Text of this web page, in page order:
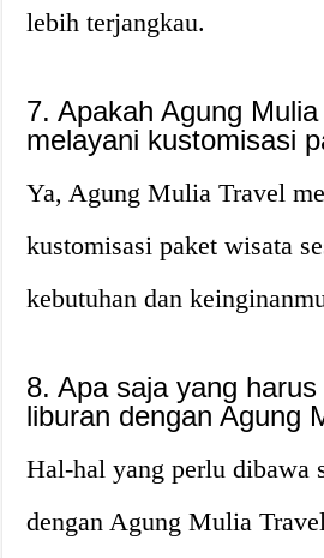
lebih terjangkau.
7. Apakah Agung
melayani kustomisasi
Ya, Agung Mulia Travel
kustomisasi paket wisata
kebutuhan dan
8. Apa saja yang
liburan dengan Agung
Hal-hal yang perlu dibawa
dengan Agung Mulia